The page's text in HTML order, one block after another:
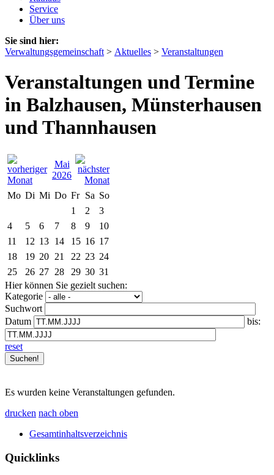
Service
Über uns
Sie sind hier:
Verwaltungsgemeinschaft > Aktuelles > Veranstaltungen
Veranstaltungen und Termine
in Balzhausen, Münsterhausen
und Thannhausen
Mai
2026
Mo Di Mi Do Fr Sa So
1
2
3
4
5 6 7 8 9
10
11
12 13 14 15 16 17
18
19 20 21 22 23 24
25
26 27 28 29 30 31
Hier können Sie gezielt suchen:
Kategorie
Suchwort
Datum
bis:
reset
Es wurden keine Veranstaltungen gefunden.
drucken nach oben
Gesamtinhaltsverzeichnis
Quicklinks